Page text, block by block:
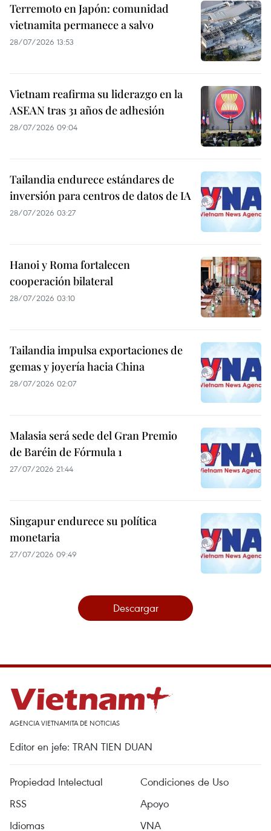
Terremoto en Japón: comunidad
vietnamita permanece a salvo
28/07/2026 13:53
Vietnam reafirma su liderazgo en la
ASEAN tras 31 años de adhesión
28/07/2026 09:04
Tailandia endurece estándares de
inversión para centros de datos de IA
28/07/2026 03:27
Hanoi y Roma fortalecen
cooperación bilateral
28/07/2026 03:10
Tailandia impulsa exportaciones de
gemas y joyería hacia China
28/07/2026 02:07
Malasia será sede del Gran Premio
de Baréin de Fórmula 1
27/07/2026 21:44
Singapur endurece su política
monetaria
27/07/2026 09:49
Descargar
AGENCIA VIETNAMITA DE NOTICIAS
Editor en jefe: TRAN TIEN DUAN
Propiedad Intelectual
Condiciones de Uso
RSS
Apoyo
Idiomas
VNA